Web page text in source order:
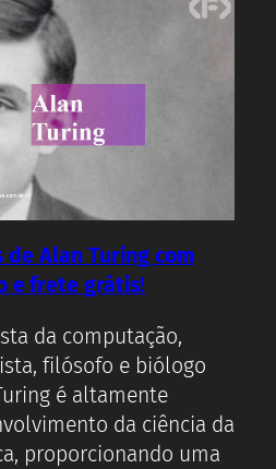
de Alan Turing com
e frete grátis!
da computação,
filósofo e biólogo
é altamente
da ciência da
proporcionando uma